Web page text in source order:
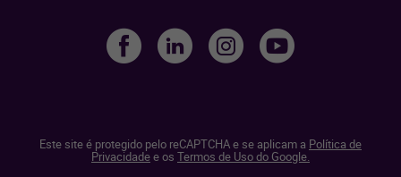
Este site é protegido pelo reCAPTCHA e se aplicam a Política de
Privacidadee os Termos de Uso do Google.